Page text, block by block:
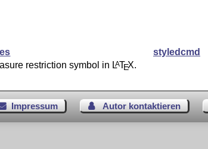
restriction symbol in LATEX.
styledcmd
Impressum Autor kontaktieren